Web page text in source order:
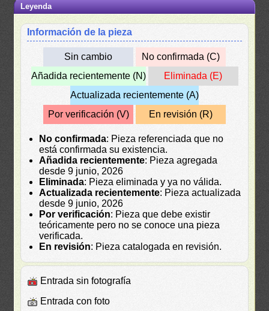
Leyenda
Información de la pieza
Sin cambio
No confirmada (C)
Añadida recientemente (N)
Eliminada (E)
Actualizada recientemente (A)
Por verificación (V)
En revisión (R)
No confirmada: Pieza referenciada que no
está confirmada su existencia.
Añadida recientemente: Pieza agregada
desde 9 junio, 2026
Eliminada: Pieza eliminada y ya no válida.
Actualizada recientemente: Pieza actualizada
desde 9 junio, 2026
Por verificación: Pieza que debe existir
teóricamente pero no se conoce una pieza
verificada.
En revisión: Pieza catalogada en revisión.
Entrada sin fotografía
Entrada con foto